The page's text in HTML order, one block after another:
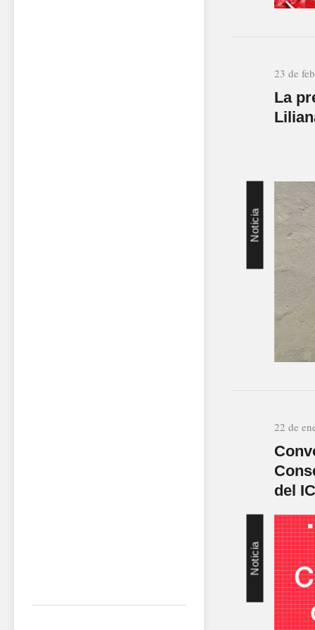
23 de
La
Noticia
22 de
del
Noticia